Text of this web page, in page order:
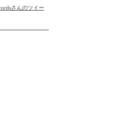
さんのツイー